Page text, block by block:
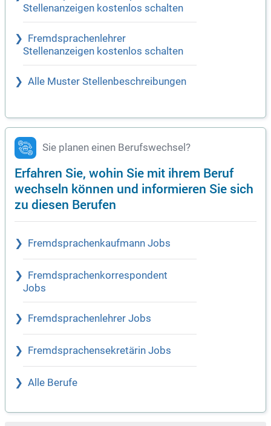
Stellenanzeigen kostenlos schalten
Fremdsprachenlehrer
Stellenanzeigen kostenlos schalten
Alle Muster Stellenbeschreibungen
Sie planen einen Berufswechsel?
Erfahren Sie, wohin Sie mit ihrem Beruf
wechseln können und informieren Sie sich
zu diesen Berufen
Fremdsprachenkaufmann Jobs
Fremdsprachenkorrespondent
Jobs
Fremdsprachenlehrer Jobs
Fremdsprachensekretärin Jobs
Alle Berufe